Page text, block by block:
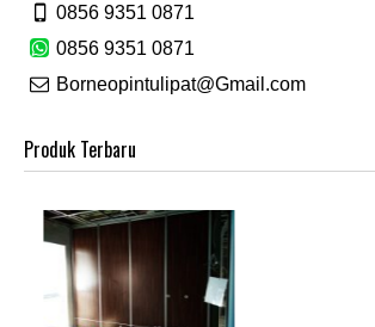
0856 9351 0871
0856 9351 0871
Borneopintulipat@Gmail.com
Produk Terbaru
SALE